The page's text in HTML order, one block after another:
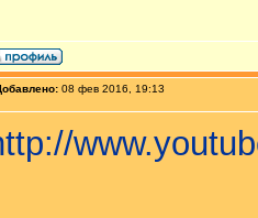
08 фев 2016, 19:13